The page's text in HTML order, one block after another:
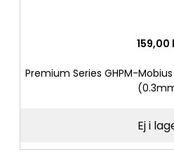
159,00
Premium Series GHPM-
Ej i